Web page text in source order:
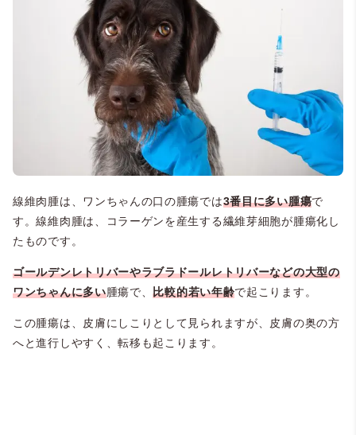
線維肉腫は、ワンちゃんの口の腫瘍では3番目に多い腫瘍で
す。線維肉腫は、コラーゲンを産生する繊維芽細胞が腫瘍化し
たものです。
ゴールデンレトリバーやラブラドールレトリバーなどの大型の
ワンちゃんに多い腫瘍で、比較的若い年齢で起こります。
この腫瘍は、皮膚にしこりとして見られますが、皮膚の奥の方
へと進行しやすく、転移も起こります。